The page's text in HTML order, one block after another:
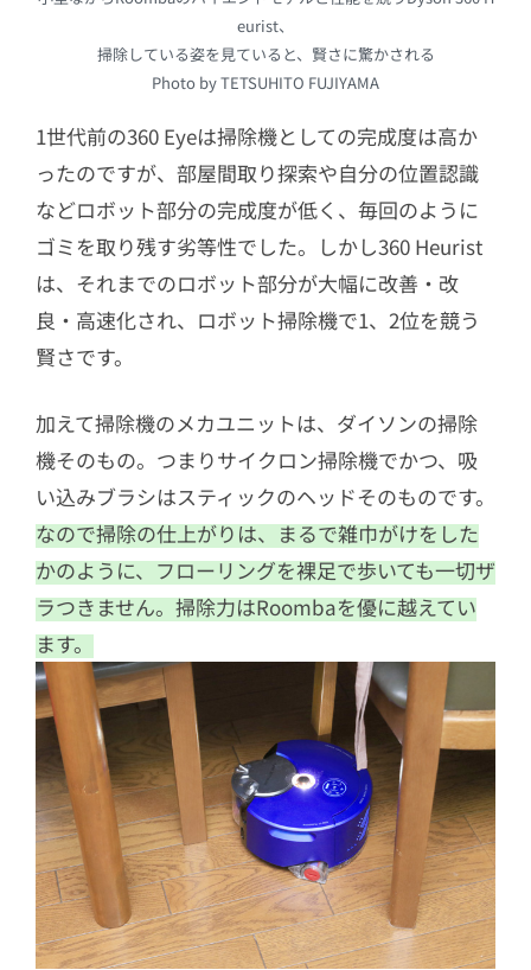
eurist、
掃除している姿を見ていると、賢さに驚かされる
Photo by TETSUHITO FUJIYAMA
1世代前の360 Eyeは掃除機としての完成度は高か
ったのですが、部屋間取り探索や自分の位置認識
などロボット部分の完成度が低く、毎回のように
ゴミを取り残す劣等性でした。しかし360 Heurist
は、それまでのロボット部分が大幅に改善・改
良・高速化され、ロボット掃除機で1、2位を競う
賢さです。
加えて掃除機のメカユニットは、ダイソンの掃除
機そのもの。つまりサイクロン掃除機でかつ、吸
い込みブラシはスティックのヘッドそのものです。
なので掃除の仕上がりは、まるで雑巾がけをした
かのように、フローリングを裸足で歩いても一切ザ
ラつきません。掃除力はRoombaを優に越えてい
ます。